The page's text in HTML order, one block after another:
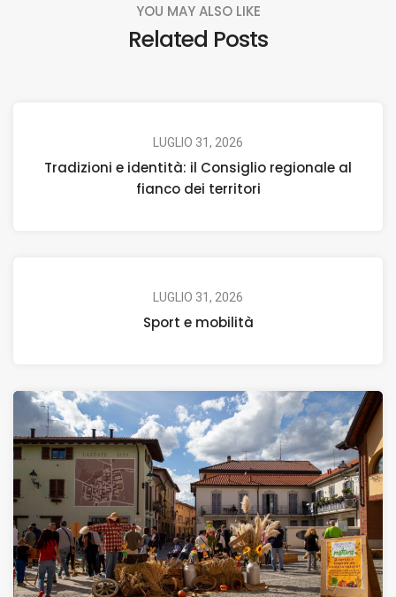
YOU MAY ALSO LIKE
Related Posts
LUGLIO 31, 2026
Tradizioni e identità: il Consiglio regionale al
fianco dei territori
LUGLIO 31, 2026
Sport e mobilità